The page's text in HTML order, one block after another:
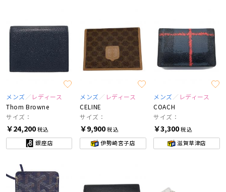
メンズ
レディース
Thom Browne
サイズ：
￥24,200税込
銀座店
メンズ
レディース
CELINE
サイズ：
￥9,900税込
伊勢崎宮子店
メンズ
レディース
COACH
サイズ：
￥3,300税込
滋賀草津店